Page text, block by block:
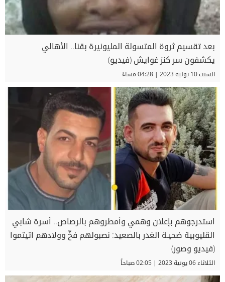
بعد تقسيم ثروة المتسولة المليونيرة بقنا.. الأهالي
يكشفون سر كنز غوايش (فيديو)
السبت 10 يونية 2023 | 04:28 مساءً
استدرجوهم بإعلان وهمي وأمطروهم بالرصاص.. أسرة شابي
القليوبية ضحيـة الغدر بالصعيد: نصبولهم فخّ وولادهم اتيتموا
(فيديو وصور)
الثلاثاء 06 يونية 2023 | 02:05 صباحاً